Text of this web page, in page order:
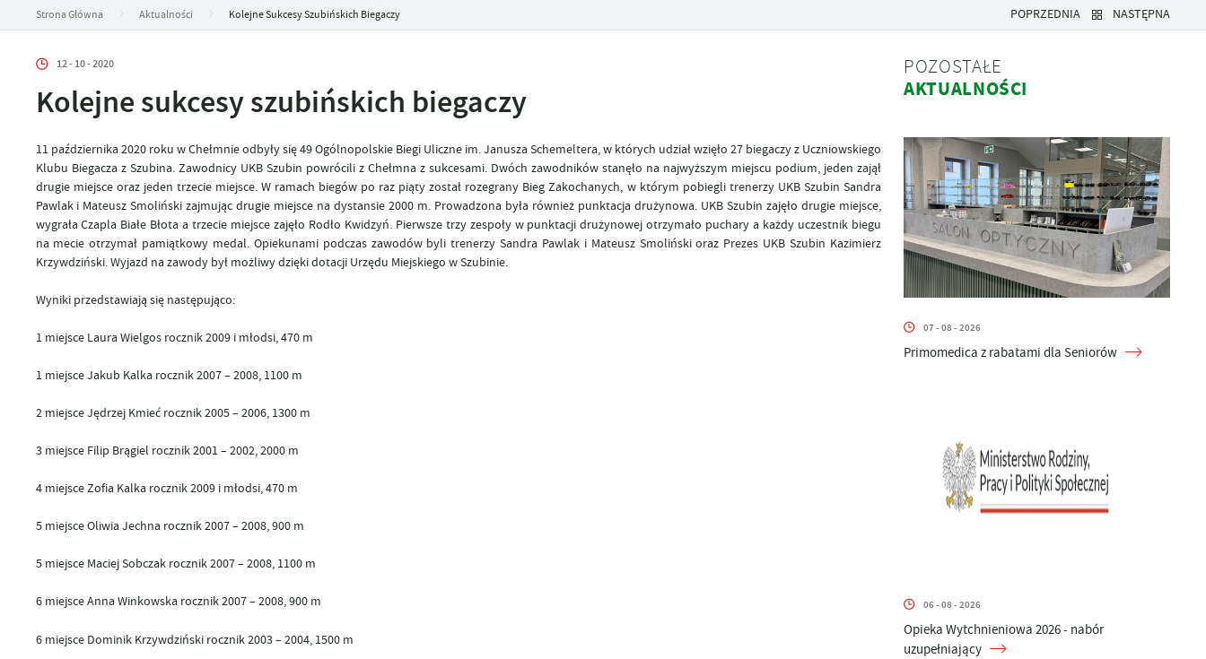
Strona Główna Aktualności Kolejne Sukcesy Szubińskich Biegaczy POPRZEDNIA NASTĘPNA
12 - 10 - 2020
Kolejne sukcesy szubińskich biegaczy
11 października 2020 roku w Chełmnie odbyły się 49 Ogólnopolskie Biegi Uliczne im. Janusza Schemeltera, w których udział wzięło 27 biegaczy z Uczniowskiego
Klubu Biegacza z Szubina. Zawodnicy UKB Szubin powrócili z Chełmna z sukcesami. Dwóch zawodników stanęło na najwyższym miejscu podium, jeden zajął
drugie miejsce oraz jeden trzecie miejsce. W ramach biegów po raz piąty został rozegrany Bieg Zakochanych, w którym pobiegli trenerzy UKB Szubin Sandra
Pawlak i Mateusz Smoliński zajmując drugie miejsce na dystansie 2000 m. Prowadzona była również punktacja drużynowa. UKB Szubin zajęło drugie miejsce,
wygrała Czapla Białe Błota a trzecie miejsce zajęło Rodło Kwidzyń. Pierwsze trzy zespoły w punktacji drużynowej otrzymało puchary a każdy uczestnik biegu
na mecie otrzymał pamiątkowy medal. Opiekunami podczas zawodów byli trenerzy Sandra Pawlak i Mateusz Smoliński oraz Prezes UKB Szubin Kazimierz
Krzywdziński. Wyjazd na zawody był możliwy dzięki dotacji Urzędu Miejskiego w Szubinie.
Wyniki przedstawiają się następująco:
1 miejsce Laura Wielgos rocznik 2009 i młodsi, 470 m
1 miejsce Jakub Kalka rocznik 2007 – 2008, 1100 m
2 miejsce Jędrzej Kmieć rocznik 2005 – 2006, 1300 m
3 miejsce Filip Brągiel rocznik 2001 – 2002, 2000 m
4 miejsce Zofia Kalka rocznik 2009 i młodsi, 470 m
5 miejsce Oliwia Jechna rocznik 2007 – 2008, 900 m
5 miejsce Maciej Sobczak rocznik 2007 – 2008, 1100 m
6 miejsce Anna Winkowska rocznik 2007 – 2008, 900 m
6 miejsce Dominik Krzywdziński rocznik 2003 – 2004, 1500 m
POZOSTAŁE
AKTUALNOŚCI
07 - 08 - 2026
Primomedica z rabatami dla Seniorów
06 - 08 - 2026
Opieka Wytchnieniowa 2026 - nabór
uzupełniający